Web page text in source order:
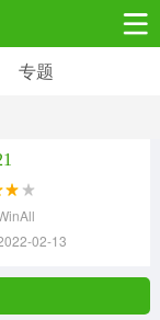
安卓游戏
专题
02-13